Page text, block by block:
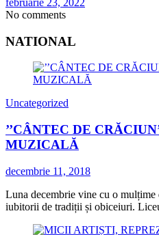
februarie 23, 2022
No comments
NATIONAL
Uncategorized
’’CÂNTEC DE
MUZICALĂ
decembrie 11, 2018
Luna decembrie vine cu o mulțime
iubitorii de tradiții și obiceiuri.